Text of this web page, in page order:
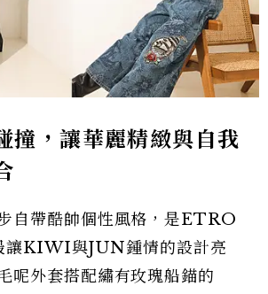
撞，讓華麗精緻與自我
自帶酷帥個性風格，是ETRO
讓KIWI與JUN鍾情的設計亮
呢外套搭配繡有玫瑰船錨的